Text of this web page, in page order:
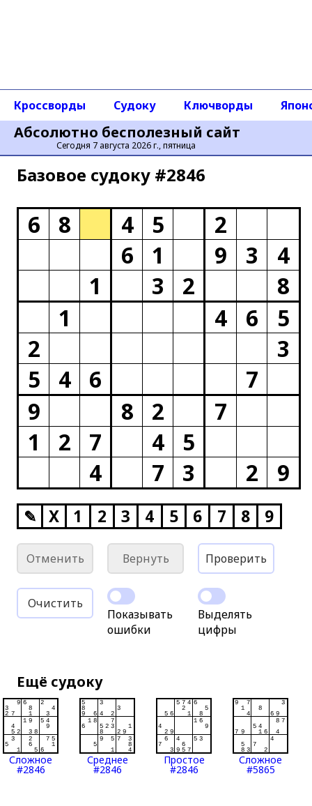
Абсолютно бесполезный сайт
Сегодня 7 августа 2026 г., пятница
Кроссворды Судоку Ключворды
Базовое cудоку #2846
6 8 4 5
2
6
1 9 3
4
1
3 2
8
1
4 6
5
2
3
5
4 6
7
9
8 2
7
1
2 7 4
5
4
7 3 2 9
✎ X 1 2 3 4 5 6 7 8 9
Отменить Вернуть Проверить
Очистить
Показывать
ошибки
Выделять
цифры
Ещё судоку
Сложное
#2846
Среднее
#2846
Простое
#2846
Сложное
#5865